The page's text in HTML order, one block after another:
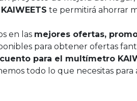
KAIWEETS te permitirá ahorrar
en las mejores ofertas,
para obtener ofertas
para el multímetro
todo lo que necesitas